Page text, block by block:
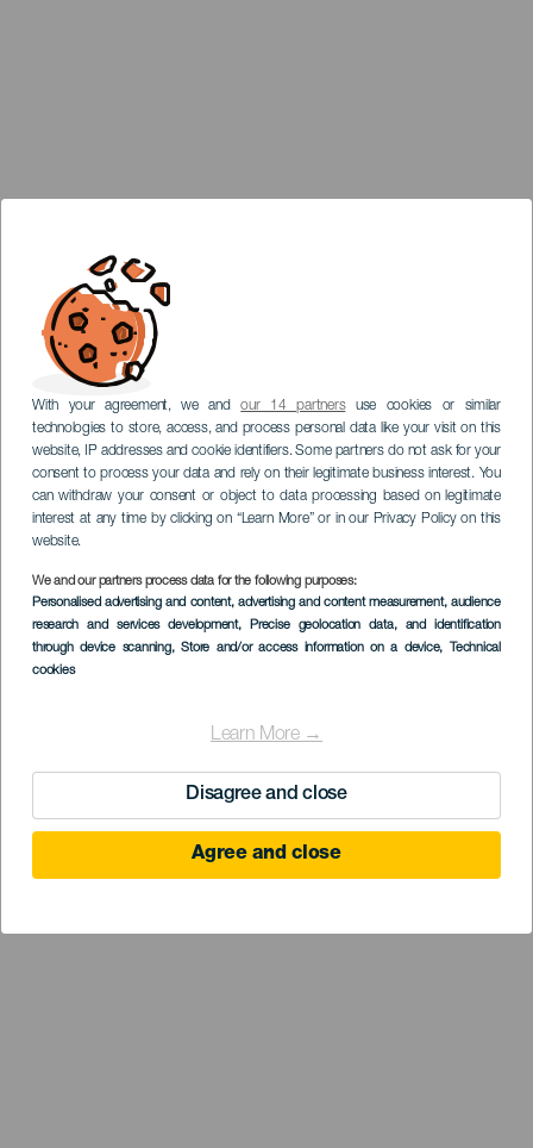
With your agreement, we andour 14 partnersuse cookies or similar
technologies to store, access, and process personal data like your visit on this
website, IP addresses and cookie identifiers. Some partners do not ask for your
consent to process your data and rely on their legitimate business interest. You
can withdraw your consent or object to data processing based on legitimate
interest at any time by clicking on “Learn More” or in our Privacy Policy on this
website.
We and our partners process data for the following purposes:
Personalised advertising and content, advertising and content measurement, audience
research and services development, Precise geolocation data, and identification
through device scanning, Store and/or access information on a device, Technical
cookies
Learn More →
Disagree and close
Agree and close